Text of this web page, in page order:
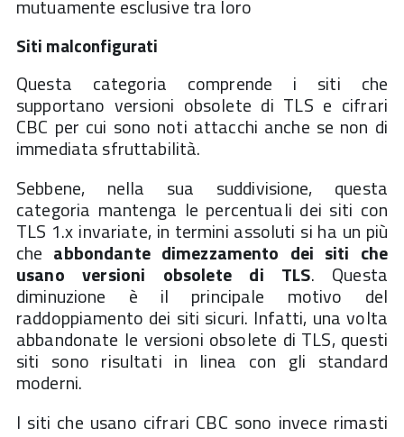
mutuamente esclusive tra loro
Siti malconfigurati
Questa categoria comprende i siti che
supportano versioni obsolete di TLS e cifrari
CBC per cui sono noti attacchi anche se non di
immediata sfruttabilità.
Sebbene, nella sua suddivisione, questa
categoria mantenga le percentuali dei siti con
TLS 1.x invariate, in termini assoluti si ha un più
che abbondante dimezzamento dei siti che
usano versioni obsolete di TLS. Questa
diminuzione è il principale motivo del
raddoppiamento dei siti sicuri. Infatti, una volta
abbandonate le versioni obsolete di TLS, questi
siti sono risultati in linea con gli standard
moderni.
I siti che usano cifrari CBC sono invece rimasti